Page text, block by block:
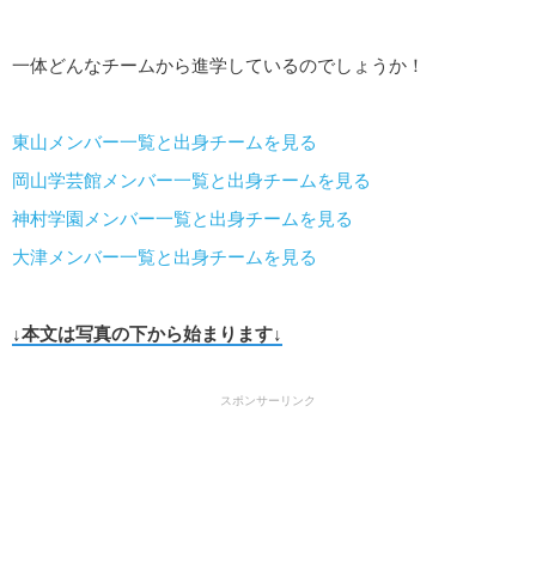
一体どんなチームから進学しているのでしょうか！
東山メンバー一覧と出身チームを見る
岡山学芸館メンバー一覧と出身チームを見る
神村学園メンバー一覧と出身チームを見る
大津メンバー一覧と出身チームを見る
↓本文は写真の下から始まります↓
スポンサーリンク